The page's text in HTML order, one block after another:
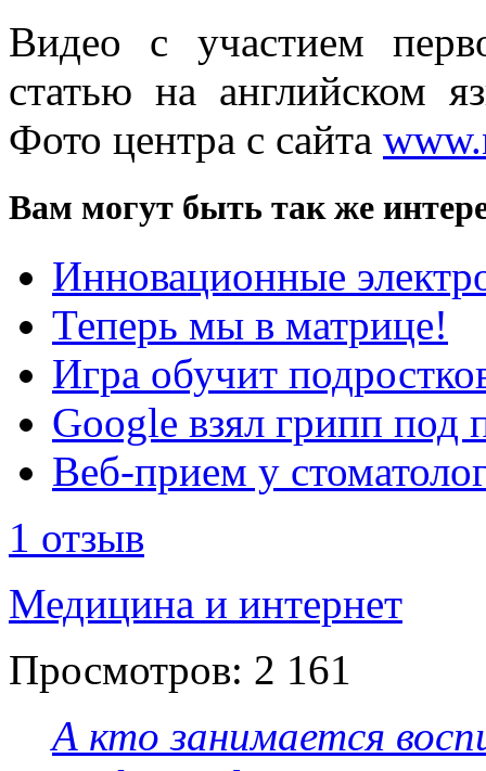
Видео с участием
статью на английском
Фото центра с сайта
Вам могут быть так же
Инновационные
Теперь мы в матрице!
Игра обучит
Google взял грипп под
Веб-прием у
1 отзыв
Медицина и интернет
Просмотров: 2 161
А кто занимается